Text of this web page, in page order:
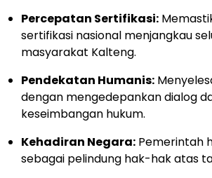
Percepatan Sertifikasi:
sertifikasi nasional menjangkau
masyarakat Kalteng.
Pendekatan Humanis:
dengan mengedepankan dialog
keseimbangan hukum.
Kehadiran Negara: Pemerintah
sebagai pelindung hak-hak atas